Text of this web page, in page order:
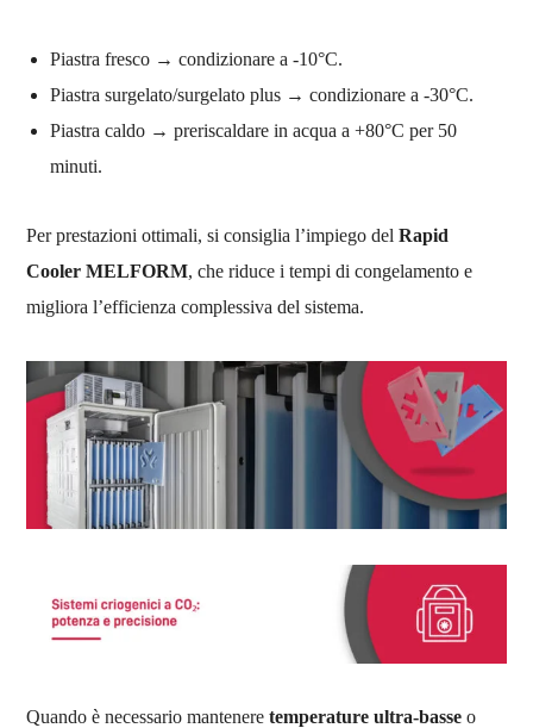
Piastra fresco → condizionare a -10°C.
Piastra surgelato/surgelato plus → condizionare a -30°C.
Piastra caldo → preriscaldare in acqua a +80°C per 50
minuti.
Per prestazioni ottimali, si consiglia l’impiego delRapid
Cooler MELFORM, che riduce i tempi di congelamento e
migliora l’efficienza complessiva del sistema.
Quando è necessario manteneretemperature ultra-basse o